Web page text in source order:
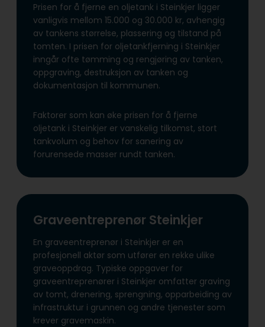
Prisen for å fjerne en oljetank i Steinkjer ligger
vanligvis mellom 15.000 og 30.000 kr, avhengig
av tankens størrelse, plassering og tilstand på
tomten. I prisen for oljetankfjerning i Steinkjer
inngår ofte tømming og rengjøring av tanken,
oppgraving, destruksjon av tanken og
dokumentasjon til kommunen.
Faktorer som kan øke prisen for å fjerne
oljetank i Steinkjer er vanskelig tilkomst, stort
tankvolum og behov for sanering av
forurensede masser rundt tanken.
Graveentreprenør Steinkjer
En graveentreprenør i Steinkjer er en
profesjonell aktør som utfører en rekke ulike
graveoppdrag. Typiske oppgaver for
graveentreprenører i Steinkjer omfatter graving
av tomt, drenering, sprengning, opparbeiding av
infrastruktur i grunnen og andre tjenester som
krever gravemaskin.